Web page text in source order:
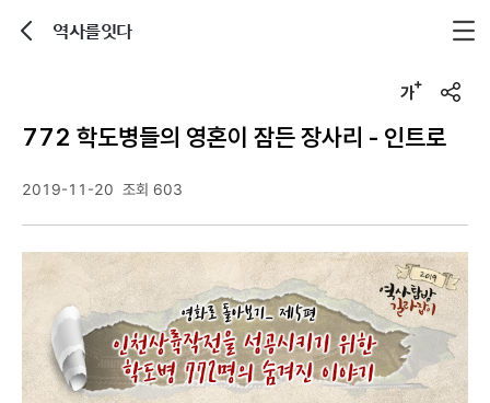
역사를잇다
u
772 학도병들의 영혼이 잠든 장사리 - 인트로
2019-11-20 조회 603